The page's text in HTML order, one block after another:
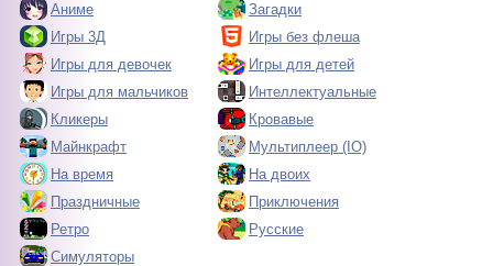
Аниме
Загадки
Игры 3Д
Игры без флеша
Игры для девочек
Игры для детей
Игры для мальчиков
Интеллектуальные
Кликеры
Кровавые
Майнкрафт
Мультиплеер (IO)
На время
На двоих
Праздничные
Приключения
Ретро
Русские
Симуляторы